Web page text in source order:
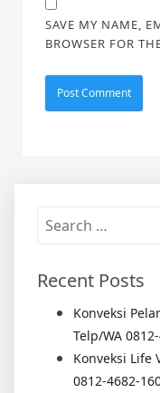
SAVE MY NAME,
BROWSER FOR
Search
Recent Posts
Konveksi
Telp/WA
Konveksi Life
0812-4682-